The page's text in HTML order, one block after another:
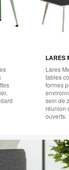
LARES
Lares
tables
formes
sein de
réunion
ouverts.